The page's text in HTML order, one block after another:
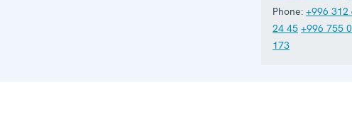
Phone: +996 312
24 45 +996 755
173